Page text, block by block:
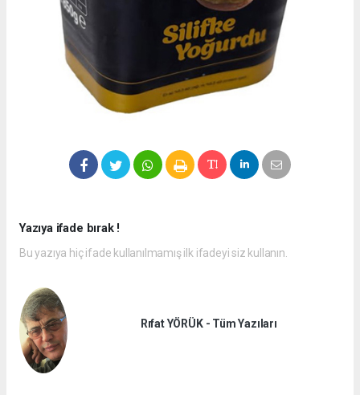
Yazıya ifade bırak !
Bu yazıya hiç ifade kullanılmamış ilk ifadeyi siz kullanın.
Rıfat YÖRÜK - Tüm Yazıları